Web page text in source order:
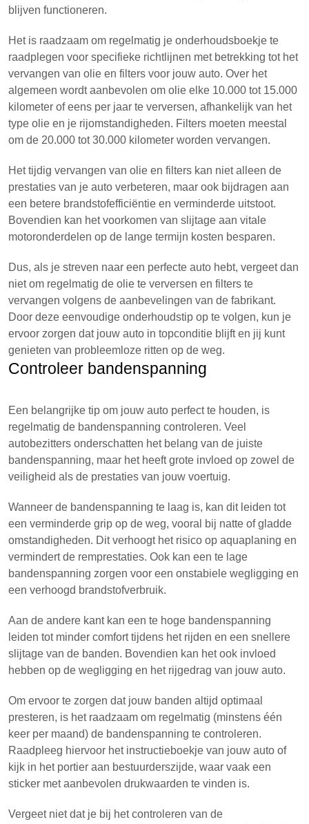
blijven functioneren.
Het is raadzaam om regelmatig je onderhoudsboekje te
raadplegen voor specifieke richtlijnen met betrekking tot het
vervangen van olie en filters voor jouw auto. Over het
algemeen wordt aanbevolen om olie elke 10.000 tot 15.000
kilometer of eens per jaar te verversen, afhankelijk van het
type olie en je rijomstandigheden. Filters moeten meestal
om de 20.000 tot 30.000 kilometer worden vervangen.
Het tijdig vervangen van olie en filters kan niet alleen de
prestaties van je auto verbeteren, maar ook bijdragen aan
een betere brandstofefficiëntie en verminderde uitstoot.
Bovendien kan het voorkomen van slijtage aan vitale
motoronderdelen op de lange termijn kosten besparen.
Dus, als je streven naar een perfecte auto hebt, vergeet dan
niet om regelmatig de olie te verversen en filters te
vervangen volgens de aanbevelingen van de fabrikant.
Door deze eenvoudige onderhoudstip op te volgen, kun je
ervoor zorgen dat jouw auto in topconditie blijft en jij kunt
genieten van probleemloze ritten op de weg.
Controleer bandenspanning
Een belangrijke tip om jouw auto perfect te houden, is
regelmatig de bandenspanning controleren. Veel
autobezitters onderschatten het belang van de juiste
bandenspanning, maar het heeft grote invloed op zowel de
veiligheid als de prestaties van jouw voertuig.
Wanneer de bandenspanning te laag is, kan dit leiden tot
een verminderde grip op de weg, vooral bij natte of gladde
omstandigheden. Dit verhoogt het risico op aquaplaning en
vermindert de remprestaties. Ook kan een te lage
bandenspanning zorgen voor een onstabiele wegligging en
een verhoogd brandstofverbruik.
Aan de andere kant kan een te hoge bandenspanning
leiden tot minder comfort tijdens het rijden en een snellere
slijtage van de banden. Bovendien kan het ook invloed
hebben op de wegligging en het rijgedrag van jouw auto.
Om ervoor te zorgen dat jouw banden altijd optimaal
presteren, is het raadzaam om regelmatig (minstens één
keer per maand) de bandenspanning te controleren.
Raadpleeg hiervoor het instructieboekje van jouw auto of
kijk in het portier aan bestuurderszijde, waar vaak een
sticker met aanbevolen drukwaarden te vinden is.
Vergeet niet dat je bij het controleren van de